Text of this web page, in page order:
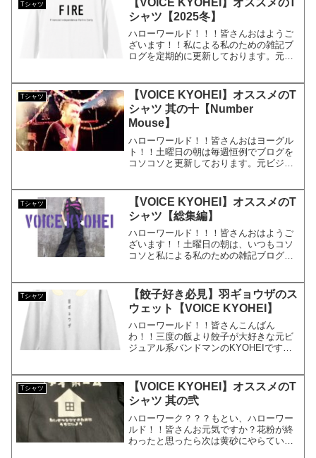
Tシャツ
【VOICE KYOHEI】オススメのT
シャツ【2025冬】
ハローワールド！！！皆さんおはようご
ざいます！！私による私のための雑記ブ
ログを定期的に更新しております。元ビ
指し、時々タトゥーモデルでもある
KYOHEIです。KY...
Tシャツ
【VOICE KYOHEI】オススメのT
シャツ 其の十【Number
Mouse】
ハローワールド！！皆さんおはヨーグル
ト！！土曜日の朝は毎週恒例でブログを
コソコソと更新しております。元ビジュ
日もよろしくお願いします。本日は、オ
ススメのTシャ...
Tシャツ
【VOICE KYOHEI】オススメのT
シャツ【総集編】
ハローワールド！！！皆さんおはようご
ざいます！！土曜日の朝は、いつもコソ
コソと私による私のための雑記ブログを
式投資家でもある、KYOHEIです。
KYOHEI本日もよろ...
Tシャツ
【餃子好き必見】羽ギョウザのス
ウェット【VOICE KYOHEI】
ハローワールド！！皆さんこんばん
わ！！三度の飯より餃子が大好きな元ビ
ジュアル系バンドマンのKYOHEIです。
て🥟新しい商品（デザイン）を作ったの
で紹介していきま...
Tシャツ
【VOICE KYOHEI】オススメのT
シャツ 其の弐
ハローワーク？？？もとい、ハローワー
ルド！！皆さんお元気ですか？花粉が終
わったと思ったら次は黄砂にやらていて